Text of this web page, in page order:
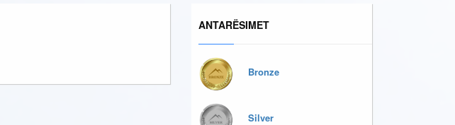
ANTARËSIMET
Bronze
Silver